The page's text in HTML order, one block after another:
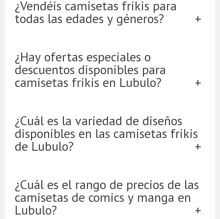
¿Vendéis camisetas frikis para
todas las edades y géneros?
¿Hay ofertas especiales o
descuentos disponibles para
camisetas frikis en Lubulo?
¿Cuál es la variedad de diseños
disponibles en las camisetas frikis
de Lubulo?
¿Cuál es el rango de precios de las
camisetas de comics y manga en
Lubulo?